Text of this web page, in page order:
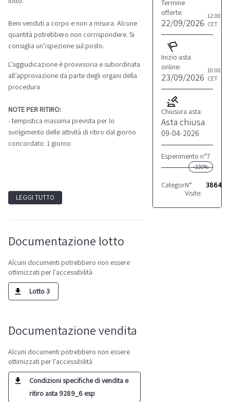
Termine
offerte:
22/09/2026
12:00
CET
Inizio asta
online:
23/09/2026
10:00
CET
Chiusura asta:
Asta chiusa
09-04-2026
Esperimento n°7
-100%
Categoria: Orologi e
N°
Visite:
3864
Beni venduti a corpo e non a misura. Alcune
quantità potrebbero non corrispondere. Si
consiglia un’ispezione sul posto.
L’aggiudicazione è provvisoria e subordinata
all’approvazione da parte degli organi della
procedura
NOTE PER RITIRO:
- tempistica massima prevista per lo
svolgimento delle attività di ritiro dal giorno
concordato: 1 giorno
LEGGI TUTTO
Documentazione lotto
Alcuni documenti potrebbero non essere
ottimizzati per l'accessibilità
Lotto 3
Documentazione vendita
Alcuni documenti potrebbero non essere
ottimizzati per l'accessibilità
Condizioni specifiche di vendita e
ritiro asta 9289_6 esp